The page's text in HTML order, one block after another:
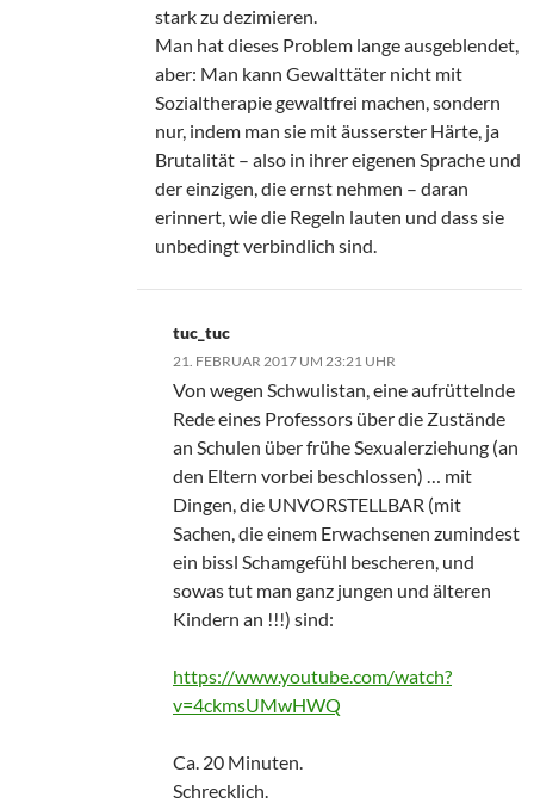
stark zu dezimieren.
Man hat dieses Problem lange ausgeblendet,
aber: Man kann Gewalttäter nicht mit
Sozialtherapie gewaltfrei machen, sondern
nur, indem man sie mit äusserster Härte, ja
Brutalität – also in ihrer eigenen Sprache und
der einzigen, die ernst nehmen – daran
erinnert, wie die Regeln lauten und dass sie
unbedingt verbindlich sind.
tuc_tuc
21. FEBRUAR 2017 UM 23:21 UHR
Von wegen Schwulistan, eine aufrüttelnde
Rede eines Professors über die Zustände
an Schulen über frühe Sexualerziehung (an
den Eltern vorbei beschlossen) … mit
Dingen, die UNVORSTELLBAR (mit
Sachen, die einem Erwachsenen zumindest
ein bissl Schamgefühl bescheren, und
sowas tut man ganz jungen und älteren
Kindern an !!!) sind:
https://www.youtube.com/watch?
v=4ckmsUMwHWQ
Ca. 20 Minuten.
Schrecklich.